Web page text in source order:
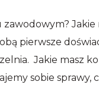
pierwsze
Jakie masz
sobie